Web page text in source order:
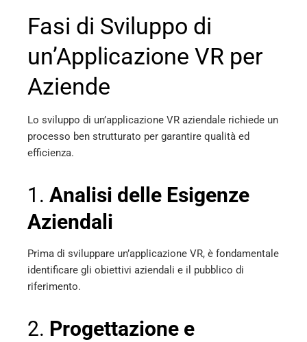
Fasi di Sviluppo di
un’Applicazione VR per
Aziende
Lo sviluppo di un’applicazione VR aziendale richiede un
processo ben strutturato per garantire qualità ed
efficienza.
1. Analisi delle Esigenze
Aziendali
Prima di sviluppare un’applicazione VR, è fondamentale
identificare gli obiettivi aziendali e il pubblico di
riferimento.
2. Progettazione e